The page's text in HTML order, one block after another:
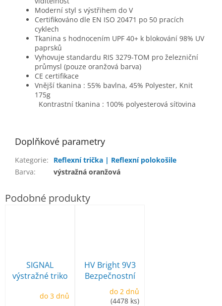
Moderní styl s výstřihem do V
Certifikováno dle EN ISO 20471 po 50 pracích
cyklech
Tkanina s hodnocením UPF 40+ k blokování 98% UV
paprsků
Vyhovuje standardu RIS 3279-TOM pro železniční
průmysl (pouze oranžová barva)
CE certifikace
Vnější tkanina : 55% bavlna, 45% Polyester, Knit
175g
Kontrastní tkanina : 100% polyesterová síťovina
Doplňkové parametry
Kategorie:
Reflexní trička | Reflexní polokošile
Barva: výstražná oranžová
SIGNAL
výstražné triko
do 3 dnů
HV Bright 9V3
Bezpečnostní
vesta unisex
do 2 dnů
(4478 ks)